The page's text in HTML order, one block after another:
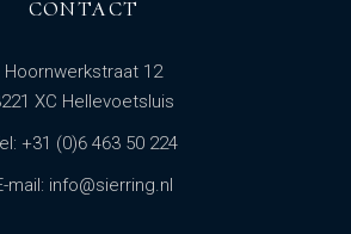
CONTACT
Hoornwerkstraat 12
XC Hellevoetsluis
+31 (0)6 463 50 224
mail: info@sierring.nl